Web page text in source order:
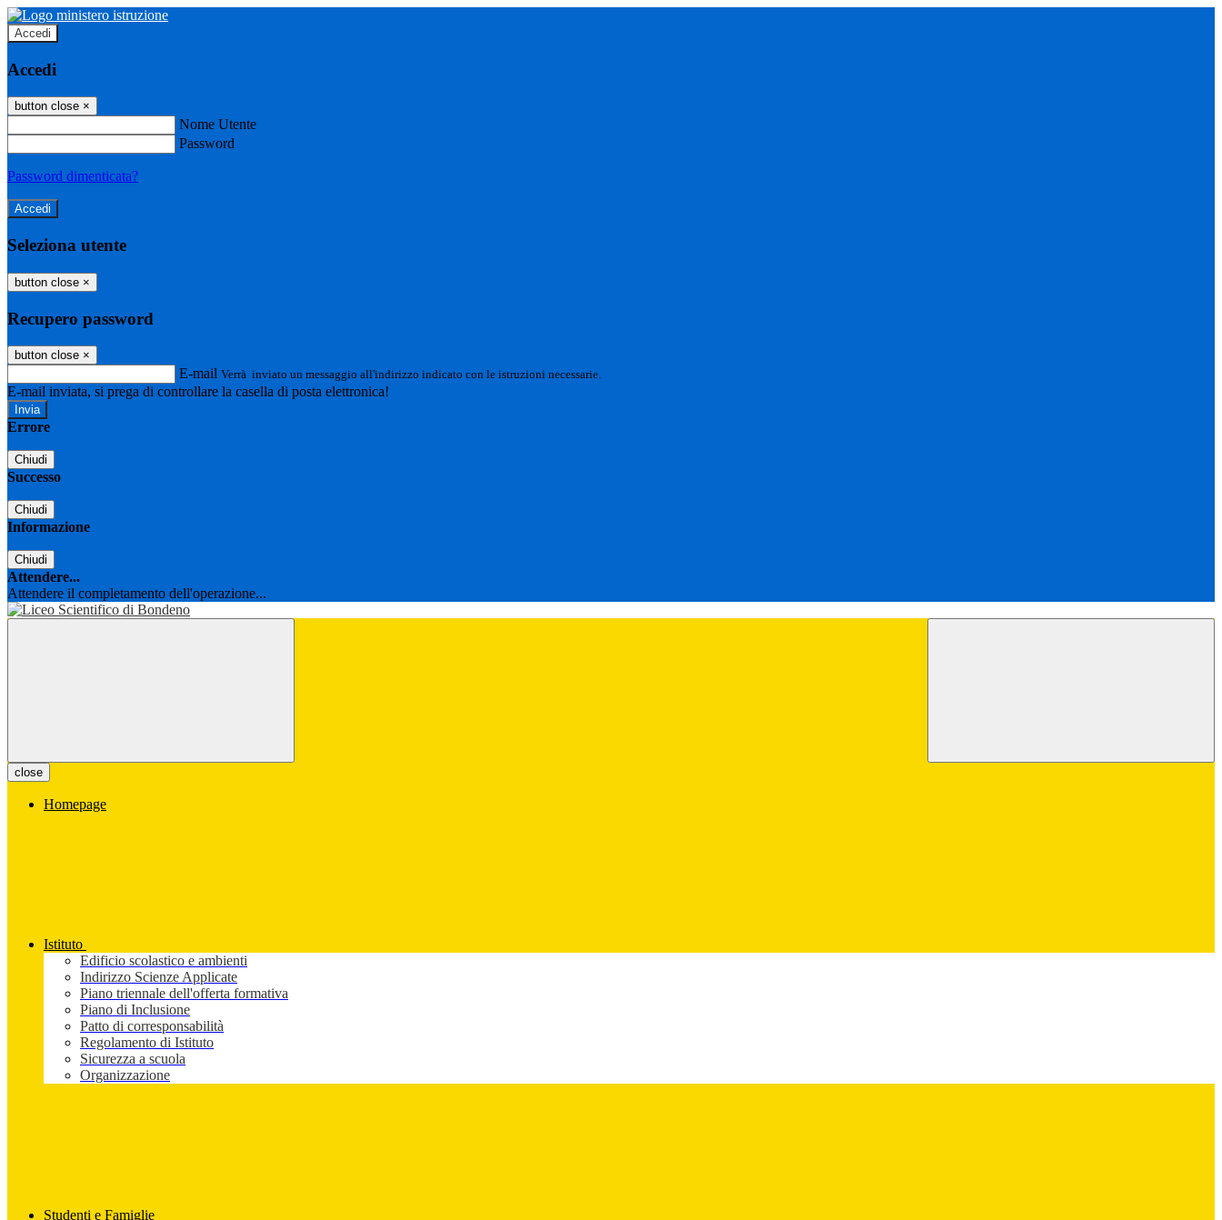
Accedi
Accedi
button close ×
Nome Utente
Password
Password dimenticata?
Seleziona utente
button close ×
Recupero password
button close ×
E-mail Verrà inviato un messaggio all'indirizzo indicato con le istruzioni necessarie.
E-mail inviata, si prega di controllare la casella di posta elettronica!
Errore
Chiudi
Successo
Chiudi
Informazione
Chiudi
Attendere...
Attendere il completamento dell'operazione...
close
Homepage
Istituto
Edificio scolastico e ambienti
Indirizzo Scienze Applicate
Piano triennale dell'offerta formativa
Piano di Inclusione
Patto di corresponsabilità
Regolamento di Istituto
Sicurezza a scuola
Organizzazione
Studenti e Famiglie